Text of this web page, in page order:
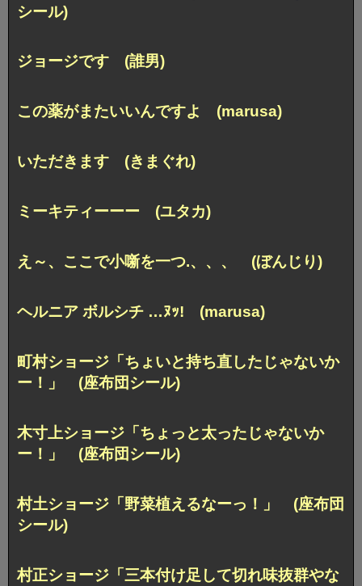
シール)
ジョージです (誰男)
この薬がまたいいんですよ (marusa)
いただきます (きまぐれ)
ミーキティーーー (ユタカ)
え～、ここで小噺を一つ.、、、 (ぼんじり)
ヘルニア ボルシチ …ﾇｯ! (marusa)
町村ショージ「ちょいと持ち直したじゃないか
ー！」 (座布団シール)
木寸上ショージ「ちょっと太ったじゃないか
ー！」 (座布団シール)
村土ショージ「野菜植えるなーっ！」 (座布団
シール)
村正ショージ「三本付け足して切れ味抜群やな